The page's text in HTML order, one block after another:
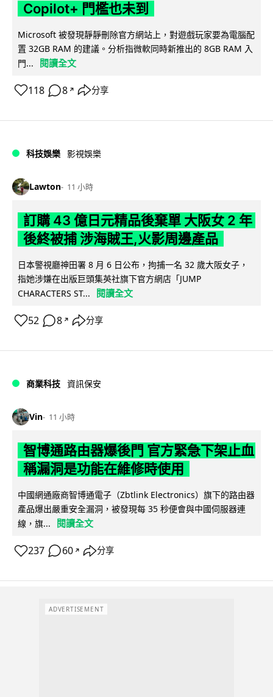
Copilot+ 門檻也未到
Microsoft 被發現靜靜刪除官方網站上，對遊戲玩家要為電腦配
置 32GB RAM 的建議。分析指微軟同時新推出的 8GB RAM 入
門...
閱讀全文
118 8 ↗ 分享
科技娛樂 影視娛樂
Lawton 11 小時
訂購 43 億日元精品後棄單 大阪女 2 年
後終被捕 涉海賊王,火影周邊產品
日本警視廳神田署 8 月 6 日公布，拘捕一名 32 歲大阪女子，
指她涉嫌在出版巨頭集英社旗下官方網店「JUMP
CHARACTERS ST...
閱讀全文
52 8 ↗ 分享
商業科技 資訊保安
Vin 11 小時
智博通路由器爆後門 官方緊急下架止血
稱漏洞是功能在維修時使用
中國網通廠商智博通電子（Zbtlink Electronics）旗下的路由器
產品爆出嚴重安全漏洞，被發現每 35 秒便會與中國伺服器連
線，旗...
閱讀全文
237 60 ↗ 分享
ADVERTISEMENT